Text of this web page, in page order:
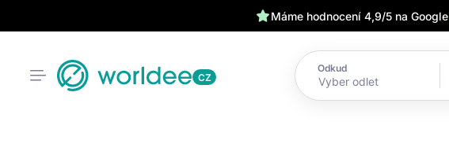
Máme hodnocení 4,9/5 na Google
CZ
Odkud